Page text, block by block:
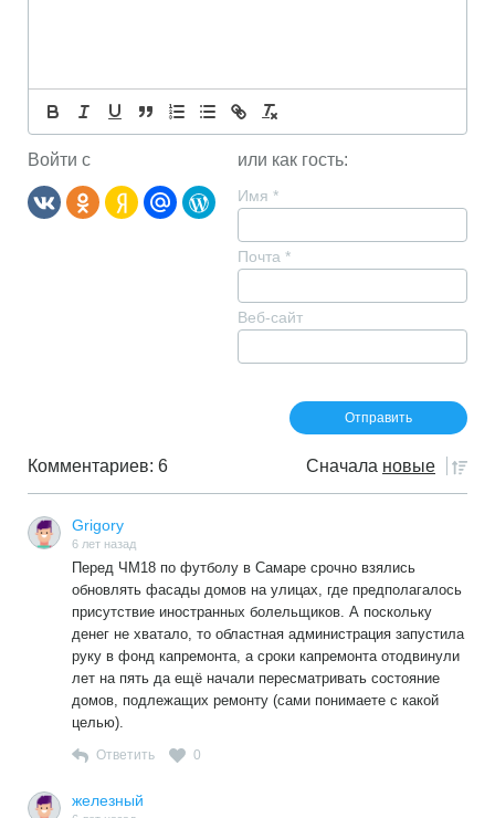
Войти с или как гость:
Имя *
Почта *
Веб-сайт
Комментариев: 6 Сначала новые
Grigory
6 лет назад
Перед ЧМ18 по футболу в Самаре срочно взялись
обновлять фасады домов на улицах, где предполагалось
присутствие иностранных болельщиков. А поскольку
денег не хватало, то областная администрация запустила
руку в фонд капремонта, а сроки капремонта отодвинули
лет на пять да ещё начали пересматривать состояние
домов, подлежащих ремонту (сами понимаете с какой
целью).
Ответить 0
железный